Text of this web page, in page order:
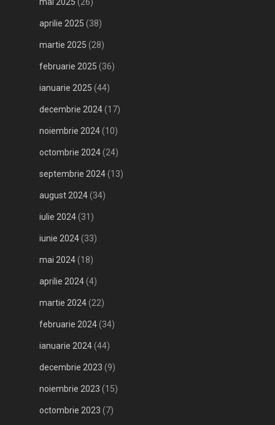
aprilie 2025 (38)
martie 2025 (28)
februarie 2025 (36)
ianuarie 2025 (44)
decembrie 2024(17)
noiembrie 2024(10)
octombrie 2024(24)
septembrie 2024(13)
august 2024(34)
iulie 2024(31)
iunie 2024(33)
mai 2024(18)
aprilie 2024(4)
martie 2024(22)
februarie 2024(34)
ianuarie 2024(44)
decembrie 2023 (9)
noiembrie 2023 (15)
octombrie 2023 (7)